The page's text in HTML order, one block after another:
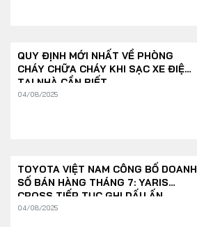
QUY ĐỊNH MỚI NHẤT VỀ PHÒNG
CHÁY CHỮA CHÁY KHI SẠC XE ĐIỆN
TẠI NHÀ CẦN BIẾT
04/08/2025
TOYOTA VIỆT NAM CÔNG BỐ DOANH
SỐ BÁN HÀNG THÁNG 7: YARIS
CROSS TIẾP TỤC GHI DẤU ẤN
04/08/2025